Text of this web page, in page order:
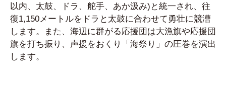
以内、太鼓、ドラ、舵手、あか汲み)と統一され、往
復1,150メートルをドラと太鼓に合わせて勇壮に競漕
します。また、海辺に群がる応援団は大漁旗や応援団
旗を打ち振り、声援をおくり「海祭り」の圧巻を演出
します。